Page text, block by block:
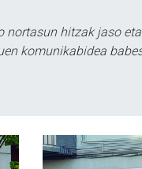
nortasun hitzak jaso
komunikabidea